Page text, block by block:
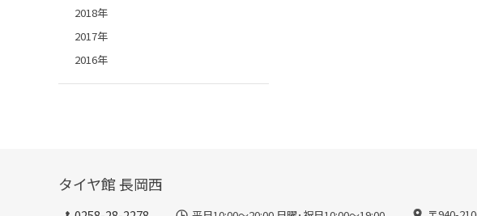
2018年
2017年
2016年
タイヤ館 長岡西